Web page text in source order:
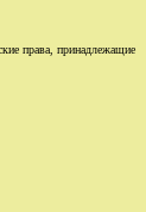
права, принадлежащие